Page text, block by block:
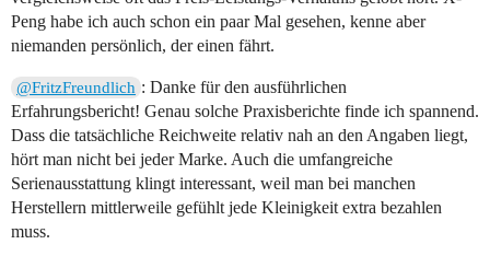
Peng habe ich auch schon ein paar Mal gesehen, kenne aber
niemanden persönlich, der einen fährt.
@FritzFreundlich : Danke für den ausführlichen
Erfahrungsbericht! Genau solche Praxisberichte finde ich spannend.
Dass die tatsächliche Reichweite relativ nah an den Angaben liegt,
hört man nicht bei jeder Marke. Auch die umfangreiche
Serienausstattung klingt interessant, weil man bei manchen
Herstellern mittlerweile gefühlt jede Kleinigkeit extra bezahlen
muss.